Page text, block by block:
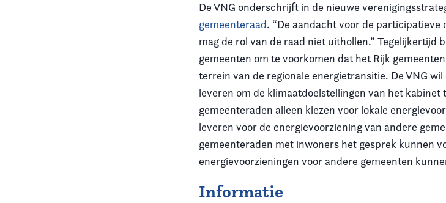
De VNG onderschrijft in de nieuwe
gemeenteraad. “De aandacht voor de participatieve
mag de rol van de raad niet uithollen.” Tegelijkertijd
gemeenten om te voorkomen dat het Rijk
terrein van de regionale energietransitie. De VNG
leveren om de klimaatdoelstellingen van het
gemeenteraden alleen kiezen voor lokale
leveren voor de energievoorziening van andere
gemeenteraden met inwoners het gesprek kunnen
energievoorzieningen voor andere gemeenten
Informatie